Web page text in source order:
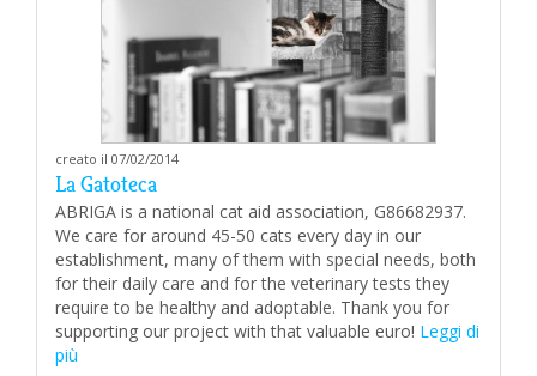
creato il 07/02/2014
La Gatoteca
ABRIGA is a national cat aid association, G86682937.
We care for around 45-50 cats every day in our
establishment, many of them with special needs, both
for their daily care and for the veterinary tests they
require to be healthy and adoptable. Thank you for
supporting our project with that valuable euro! Leggi di
più